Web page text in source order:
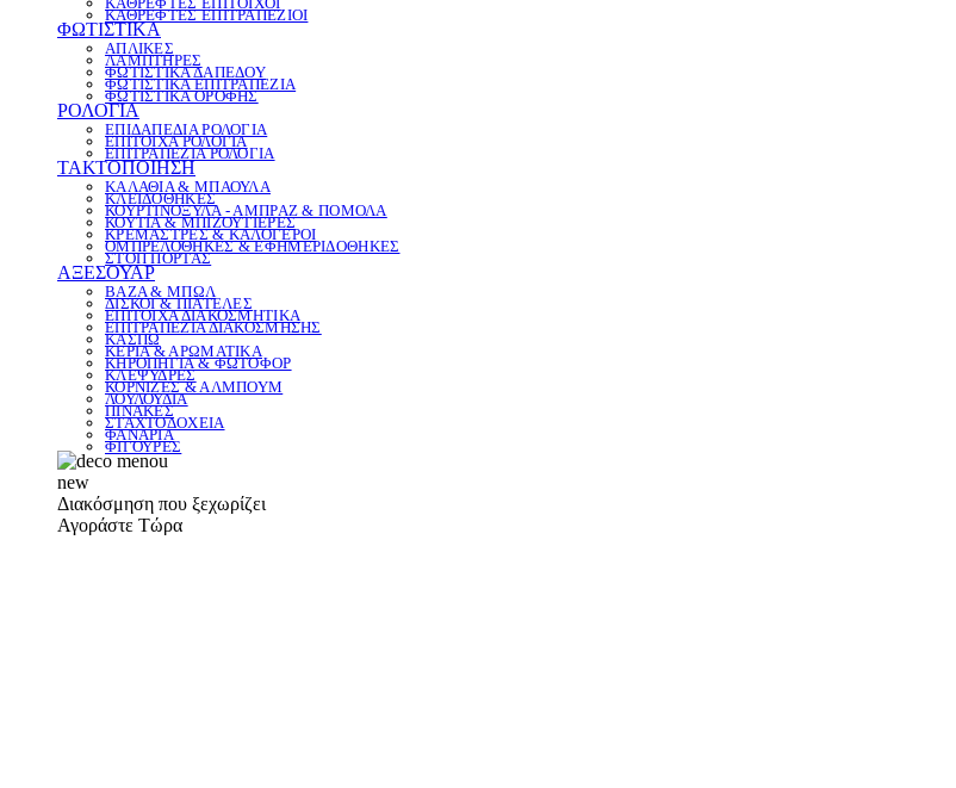
ΚΑΘΡΕΦΤΕΣ ΕΠΙΤΡΑΠΕΖΙΟΙ
ΦΩΤΙΣΤΙΚΑ
ΑΠΛΙΚΕΣ
ΛΑΜΠΤΗΡΕΣ
ΦΩΤΙΣΤΙΚΑ ΔΑΠΕΔΟΥ
ΦΩΤΙΣΤΙΚΑ ΕΠΙΤΡΑΠΕΖΙΑ
ΦΩΤΙΣΤΙΚΑ ΟΡΟΦΗΣ
ΡΟΛΟΓΙΑ
ΕΠΙΔΑΠΕΔΙΑ ΡΟΛΟΓΙΑ
ΕΠΙΤΟΙΧΑ ΡΟΛΟΓΙΑ
ΕΠΙΤΡΑΠΕΖΙΑ ΡΟΛΟΓΙΑ
ΤΑΚΤΟΠΟΙΗΣΗ
ΚΑΛΑΘΙΑ & ΜΠΑΟΥΛΑ
ΚΛΕΙΔΟΘΗΚΕΣ
ΚΟΥΡΤΙΝΟΞΥΛΑ - ΑΜΠΡΑΖ & ΠΟΜΟΛΑ
ΚΟΥΤΙΑ & ΜΠΙΖΟΥΤΙΕΡΕΣ
ΚΡΕΜΑΣΤΡΕΣ & ΚΑΛΟΓΕΡΟΙ
ΟΜΠΡΕΛΟΘΗΚΕΣ & ΕΦΗΜΕΡΙΔΟΘΗΚΕΣ
ΣΤΟΠ ΠΟΡΤΑΣ
ΑΞΕΣΟΥΑΡ
ΒΑΖΑ & ΜΠΩΛ
ΔΙΣΚΟΙ & ΠΙΑΤΕΛΕΣ
ΕΠΙΤΟΙΧΑ ΔΙΑΚΟΣΜΗΤΙΚΑ
ΕΠΙΤΡΑΠΕΖΙΑ ΔΙΑΚΟΣΜΗΣΗΣ
ΚΑΣΠΩ
ΚΕΡΙΑ & ΑΡΩΜΑΤΙΚΑ
ΚΗΡΟΠΗΓΙΑ & ΦΩΤΟΦΟΡ
ΚΛΕΨΥΔΡΕΣ
ΚΟΡΝΙΖΕΣ & ΑΛΜΠΟΥΜ
ΛΟΥΛΟΥΔΙΑ
ΠΙΝΑΚΕΣ
ΣΤΑΧΤΟΔΟΧΕΙΑ
ΦΑΝΑΡΙΑ
ΦΙΓΟΥΡΕΣ
new
Διακόσμηση που ξεχωρίζει
Αγοράστε Τώρα